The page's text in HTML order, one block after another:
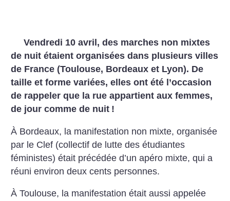
Vendredi 10 avril, des marches non mixtes
de nuit étaient organisées dans plusieurs villes
de France (Toulouse, Bordeaux et Lyon). De
taille et forme variées, elles ont été l’occasion
de rappeler que la rue appartient aux femmes,
de jour comme de nuit !
À Bordeaux, la manifestation non mixte, organisée
par le Clef (collectif de lutte des étudiantes
féministes) était précédée d’un apéro mixte, qui a
réuni environ deux cents personnes.
À Toulouse, la manifestation était aussi appelée